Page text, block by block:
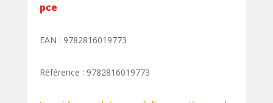
pce
EAN : 9782816019773
Référence : 9782816019773